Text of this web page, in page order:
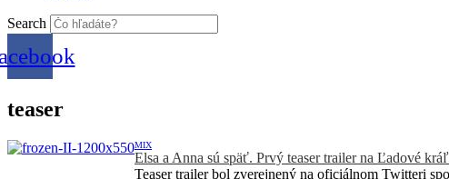
Search
teaser
MIX
Elsa a Anna sú späť. Prvý teaser trailer na Ľadové
Teaser trailer bol zverejnený na oficiálnom Twitteri